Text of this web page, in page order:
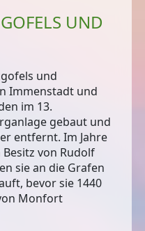
UND
und
Immenstadt und
im 13.
gebaut und
entfernt. Im Jahre
von Rudolf
sie an die Grafen
bevor sie 1440
Monfort